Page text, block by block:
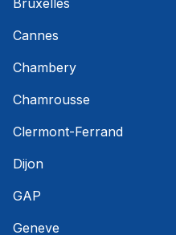
Cannes
Chambery
Chamrousse
Clermont-Ferrand
Dijon
GAP
Geneve